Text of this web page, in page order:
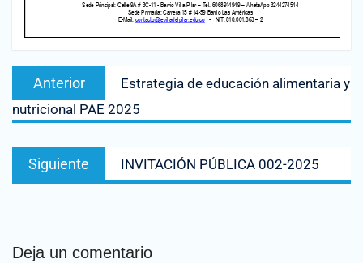
Anterior
Estrategia de educación alimentaria y
nutricional PAE 2025
Siguiente INVITACIÓN PÚBLICA 002-2025
Deja un comentario